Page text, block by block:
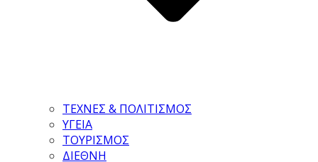
ΤΕΧΝΕΣ & ΠΟΛΙΤΙΣΜΟΣ
ΥΓΕΙΑ
ΤΟΥΡΙΣΜΟΣ
ΔΙΕΘΝΗ